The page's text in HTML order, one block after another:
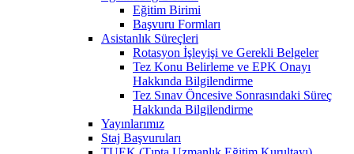
Eğitim Birimi
Başvuru Formları
Asistanlık Süreçleri
Rotasyon İşleyişi ve Gerekli Belgeler
Tez Konu Belirleme ve EPK Onayı
Hakkında Bilgilendirme
Tez Sınav Öncesive Sonrasındaki Süreç
Hakkında Bilgilendirme
Yayınlarımız
Staj Başvuruları